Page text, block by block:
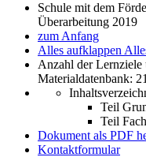
Schule mit dem
Überarbeitung 2019
zum Anfang
Alles aufklappen
Anzahl der Lernziele
Materialdatenbank: 21
Teil
Teil
Dokument als PDF
Kontaktformular